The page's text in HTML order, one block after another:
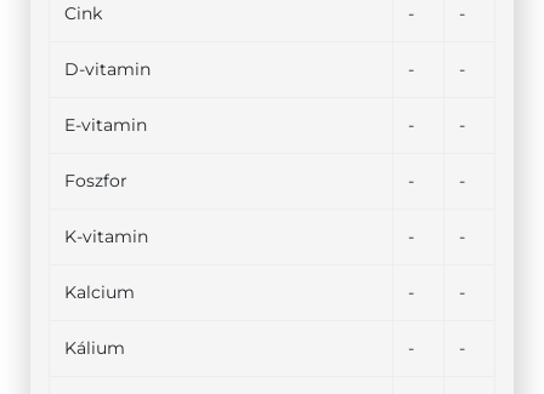
Cink - -
D-vitamin - -
E-vitamin - -
Foszfor - -
K-vitamin - -
Kalcium - -
Kálium - -